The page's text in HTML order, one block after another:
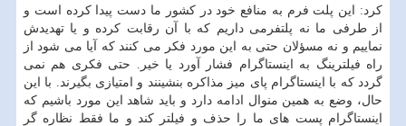
کرد: این پلت فرم به منافع خود در کشور ما دست پیدا کرده است و
از طرفی ما نه پلتفرمی داریم که با آن رقابت کرده و یا تهدیدش
نماییم و نه مسؤلان حتی به این مورد فکر می کنند که آیا می شود از
راه فیلترینگ به اینستاگرام فشار آورد یا خیر. حتی فکری هم نمی
گردد که با اینستاگرام پای میز مذاکره بنشینند و امتیازی بگیرند. با این
حال، وضع به همین منوال ادامه دارد و باید شاهد این مورد باشیم که
اینستاگرام پست های ما را حذف و فیلتر کند و ما فقط نظاره گر